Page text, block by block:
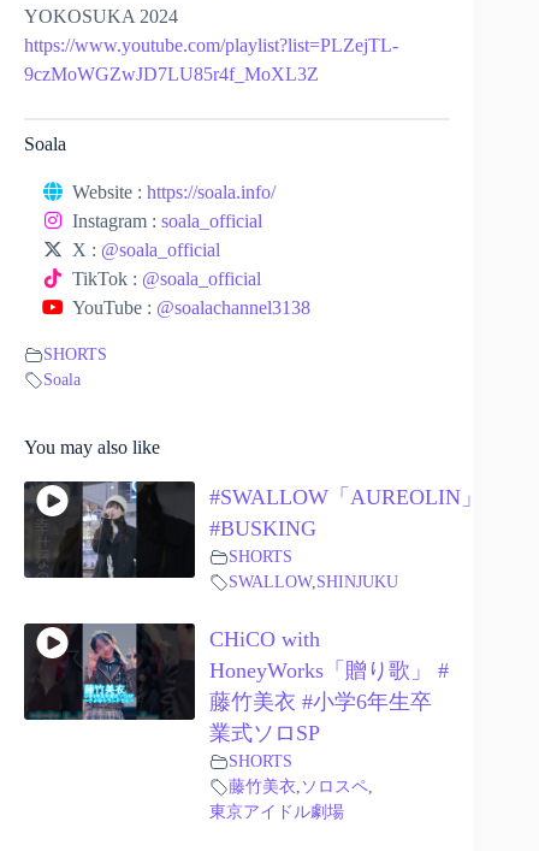
YOKOSUKA 2024
https://www.youtube.com/playlist?list=PLZejTL-
9czMoWGZwJD7LU85r4f_MoXL3Z
Soala
Website : https://soala.info/
Instagram : soala_official
X : @soala_official
TikTok : @soala_official
YouTube : @soalachannel3138
SHORTS
Soala
You may also like
#SWALLOW「AUREOLIN」
#BUSKING
SHORTS
SWALLOW, SHINJUKU
CHiCO with
HoneyWorks「贈り歌」 #
藤竹美衣 #小学6年生卒
業式ソロSP
SHORTS
藤竹美衣 ソロスペ,
東京アイドル劇場